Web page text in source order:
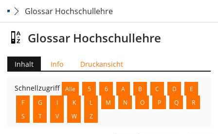
Glossar Hochschullehre
Glossar Hochschullehre
Inhalt Info Druckansicht
Schnellzugriff Alle 5 6 A B C D
E
F
G I K L M N O P Q
R
S
T V W Z